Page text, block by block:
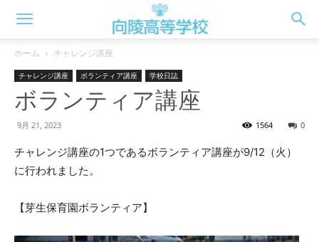
ホーム チャレンジ講座
チャレンジ講座 ボランティア講座 学校日誌
ボランティア講座
9月 21, 2023 0
1564
チャレンジ講座の1つであるボランティア講座が9/12（火）
に行われました。
【芽生保育園ボランティア】